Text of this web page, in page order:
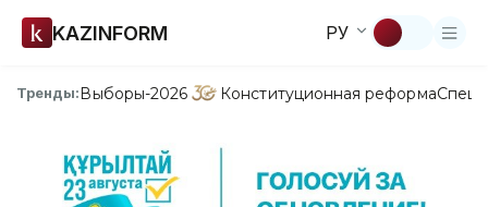
KAZINFORM РУ
Тренды:Выборы-2026 Конституционная реформа